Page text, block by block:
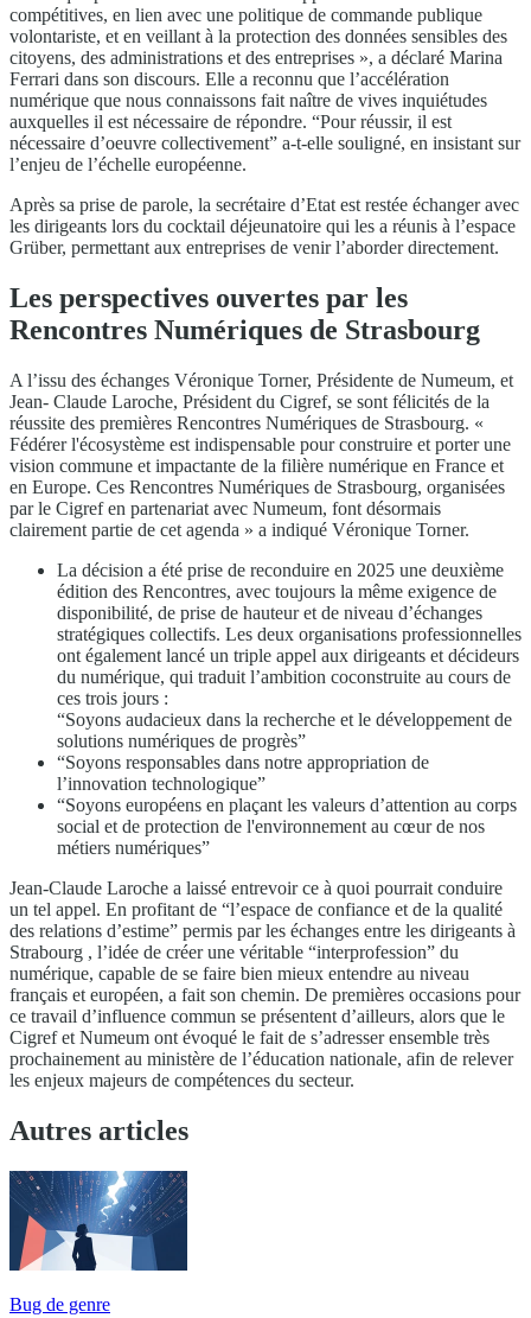
compétitives, en lien avec une politique de commande publique
volontariste, et en veillant à la protection des données sensibles des
citoyens, des administrations et des entreprises », a déclaré Marina
Ferrari dans son discours. Elle a reconnu que l’accélération
numérique que nous connaissons fait naître de vives inquiétudes
auxquelles il est nécessaire de répondre. “Pour réussir, il est
nécessaire d’oeuvre collectivement” a-t-elle souligné, en insistant sur
l’enjeu de l’échelle européenne.
Après sa prise de parole, la secrétaire d’Etat est restée échanger avec
les dirigeants lors du cocktail déjeunatoire qui les a réunis à l’espace
Grüber, permettant aux entreprises de venir l’aborder directement.
Les perspectives ouvertes par les
Rencontres Numériques de Strasbourg
A l’issu des échanges Véronique Torner, Présidente de Numeum, et
Jean- Claude Laroche, Président du Cigref, se sont félicités de la
réussite des premières Rencontres Numériques de Strasbourg. «
Fédérer l'écosystème est indispensable pour construire et porter une
vision commune et impactante de la filière numérique en France et
en Europe. Ces Rencontres Numériques de Strasbourg, organisées
par le Cigref en partenariat avec Numeum, font désormais
clairement partie de cet agenda » a indiqué Véronique Torner.
La décision a été prise de reconduire en 2025 une deuxième
édition des Rencontres, avec toujours la même exigence de
disponibilité, de prise de hauteur et de niveau d’échanges
stratégiques collectifs. Les deux organisations professionnelles
ont également lancé un triple appel aux dirigeants et décideurs
du numérique, qui traduit l’ambition coconstruite au cours de
ces trois jours :
“Soyons audacieux dans la recherche et le développement de
solutions numériques de progrès”
“Soyons responsables dans notre appropriation de
l’innovation technologique”
“Soyons européens en plaçant les valeurs d’attention au corps
social et de protection de l'environnement au cœur de nos
métiers numériques”
Jean-Claude Laroche a laissé entrevoir ce à quoi pourrait conduire
un tel appel. En profitant de “l’espace de confiance et de la qualité
des relations d’estime” permis par les échanges entre les dirigeants à
Strabourg , l’idée de créer une véritable “interprofession” du
numérique, capable de se faire bien mieux entendre au niveau
français et européen, a fait son chemin. De premières occasions pour
ce travail d’influence commun se présentent d’ailleurs, alors que le
Cigref et Numeum ont évoqué le fait de s’adresser ensemble très
prochainement au ministère de l’éducation nationale, afin de relever
les enjeux majeurs de compétences du secteur.
Autres articles
Bug de genre